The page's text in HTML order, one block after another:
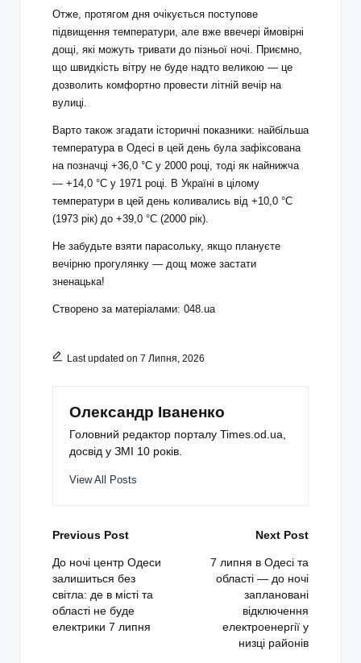
Отже, протягом дня очікується поступове
підвищення температури, але вже ввечері ймовірні
дощі, які можуть тривати до пізньої ночі. Приємно,
що швидкість вітру не буде надто великою — це
дозволить комфортно провести літній вечір на
вулиці.
Варто також згадати історичні показники: найбільша
температура в Одесі в цей день була зафіксована
на позначці +36,0 °С у 2000 році, тоді як найнижча
— +14,0 °С у 1971 році. В Україні в цілому
температури в цей день коливались від +10,0 °С
(1973 рік) до +39,0 °С (2000 рік).
Не забудьте взяти парасольку, якщо плануєте
вечірню прогулянку — дощ може застати
зненацька!
Створено за матеріалами: 048.ua
Last updated on 7 Липня, 2026
Олександр Іваненко
Головний редактор порталу Times.od.ua,
досвід у ЗМІ 10 років.
View All Posts
Post
navigation
Previous Post
До ночі центр Одеси
залишиться без
світла: де в місті та
області не буде
електрики 7 липня
Next Post
7 липня в Одесі та
області — до ночі
заплановані
відключення
електроенергії у
низці районів